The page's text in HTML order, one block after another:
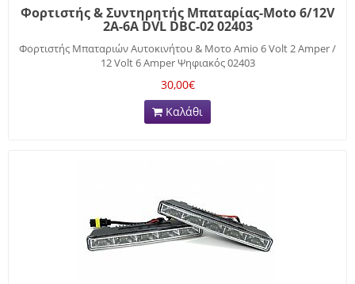
Φορτιστής & Συντηρητής Μπαταρίας-Moto 6/12V
2A-6A DVL DBC-02 02403
Φορτιστής Μπαταριών Αυτοκινήτου & Μοτο Amio 6 Volt 2 Amper /
12 Volt 6 Amper Ψηφιακός 02403
30,00€
Καλάθι